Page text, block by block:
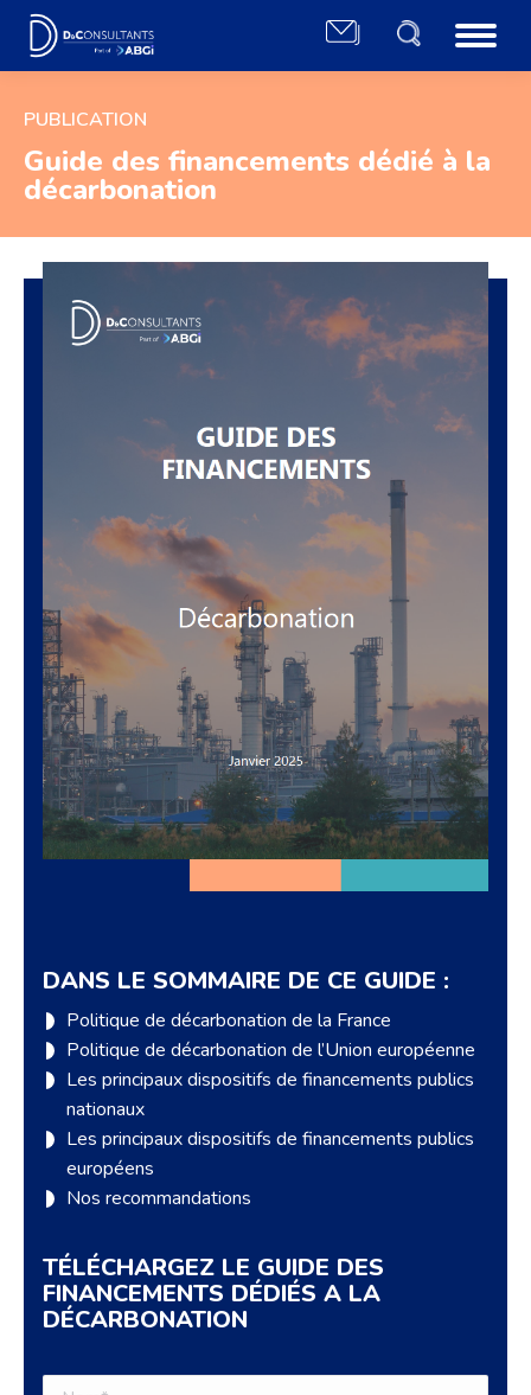
PUBLICATION
Guide des financements dédié à la
décarbonation
DANS LE SOMMAIRE DE CE GUIDE :
Politique de décarbonation de la France
Politique de décarbonation de l’Union européenne
Les principaux dispositifs de financements publics
nationaux
Les principaux dispositifs de financements publics
européens
Nos recommandations
TÉLÉCHARGEZ LE GUIDE DES
FINANCEMENTS DÉDIÉS A LA
DÉCARBONATION